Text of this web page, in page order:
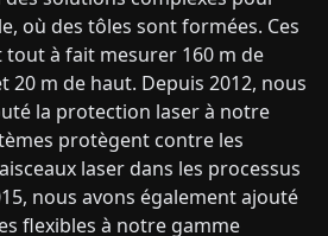
où des tôles sont formées. Ces
à fait mesurer 160 m de
20 m de haut. Depuis 2012, nous
la protection laser à notre
protègent contre les
laser dans les processus
nous avons également ajouté
flexibles à notre gamme